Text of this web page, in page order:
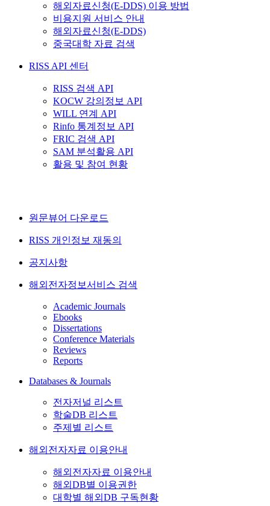
해외자료신청(E-DDS) 이용 방법
비용지원 서비스 안내
해외자료신청(E-DDS)
중국대학 자료 검색
RISS API 센터
RISS 검색 API
KOCW 강의정보 API
WILL 연계 API
Rinfo 통계정보 API
FRIC 검색 API
SAM 분석활용 API
활용 및 참여 현황
원문뷰어 다운로드
RISS 개인정보 재동의
공지사항
해외전자정보서비스 검색
Academic Journals
Ebooks
Dissertations
Conference Materials
Reviews
Reports
Databases & Journals
전자저널 리스트
학술DB 리스트
주제별 리스트
해외전자자료 이용안내
해외전자자료 이용안내
해외DB별 이용권한
대학별 해외DB 구독현황